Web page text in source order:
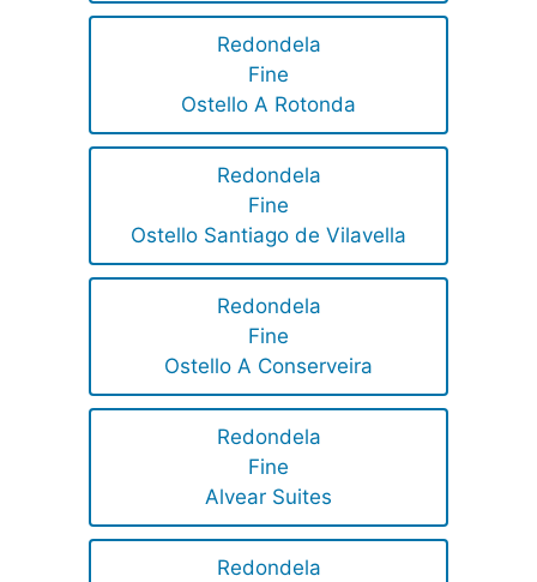
Redondela
Fine
Ostello A Rotonda
Redondela
Fine
Ostello Santiago de Vilavella
Redondela
Fine
Ostello A Conserveira
Redondela
Fine
Alvear Suites
Redondela